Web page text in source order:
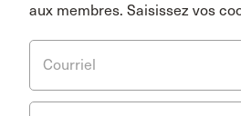
aux membres. Saisissez vos
Courriel